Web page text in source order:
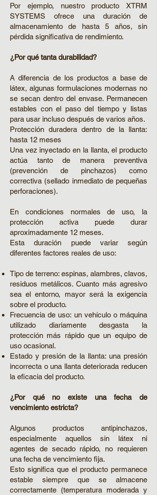
Por ejemplo, nuestro producto XTRM
SYSTEMS ofrece una duración de
almacenamiento de hasta 5 años, sin
pérdida significativa de rendimiento.
¿Por qué tanta durabilidad?
A diferencia de los productos a base de
látex, algunas formulaciones modernas no
se secan dentro del envase. Permanecen
estables con el paso del tiempo y listas
para usar incluso después de varios años.
Protección duradera dentro de la llanta:
hasta 12 meses
Una vez inyectado en la llanta, el producto
actúa tanto de manera preventiva
(prevención de pinchazos) como
correctiva (sellado inmediato de pequeñas
perforaciones).
En condiciones normales de uso, la
protección activa puede durar
aproximadamente 12 meses.
Esta duración puede variar según
diferentes factores reales de uso:
Tipo de terreno: espinas, alambres, clavos,
residuos metálicos. Cuanto más agresivo
sea el entorno, mayor será la exigencia
sobre el producto.
Frecuencia de uso: un vehículo o máquina
utilizado diariamente desgasta la
protección más rápido que un equipo de
uso ocasional.
Estado y presión de la llanta: una presión
incorrecta o una llanta deteriorada reducen
la eficacia del producto.
¿Por qué no existe una fecha de
vencimiento estricta?
Algunos productos antipinchazos,
especialmente aquellos sin látex ni
agentes de secado rápido, no requieren
una fecha de vencimiento fija.
Esto significa que el producto permanece
estable siempre que se almacene
correctamente (temperatura moderada y